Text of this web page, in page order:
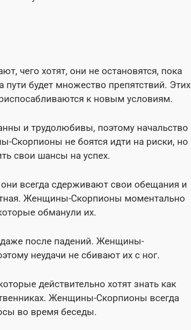
чего хотят, они не остановятся, пока
пути будет множество препятствий. Этих
к новым условиям.
и трудолюбивы, поэтому начальство
Скорпионы не боятся идти на риски, но
свои шансы на успех.
всегда сдерживают свои обещания и
Женщины-Скорпионы моментально
обманули их.
после падений. Женщины-
неудачи не сбивают их с ног.
действительно хотят знать как
Женщины-Скорпионы всегда
во время беседы.